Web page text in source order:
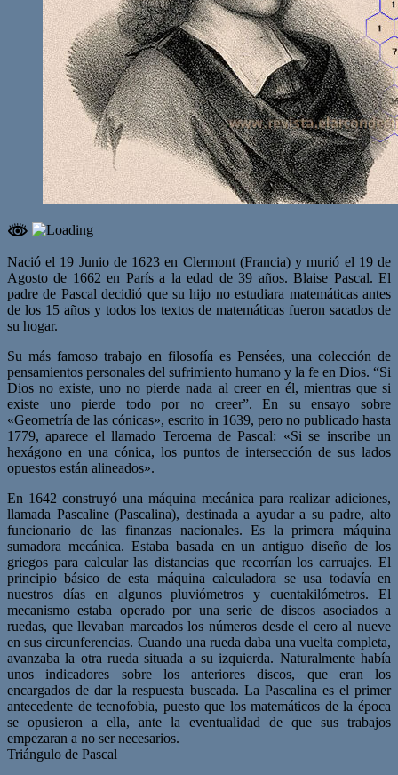
Nació el 19 Junio de 1623 en Clermont (Francia) y murió el 19 de
Agosto de 1662 en París a la edad de 39 años. Blaise Pascal. El
padre de Pascal decidió que su hijo no estudiara matemáticas antes
de los 15 años y todos los textos de matemáticas fueron sacados de
su hogar.
Su más famoso trabajo en filosofía es Pensées, una colección de
pensamientos personales del sufrimiento humano y la fe en Dios. “Si
Dios no existe, uno no pierde nada al creer en él, mientras que si
existe uno pierde todo por no creer”. En su ensayo sobre
«Geometría de las cónicas», escrito in 1639, pero no publicado hasta
1779, aparece el llamado Teroema de Pascal: «Si se inscribe un
hexágono en una cónica, los puntos de intersección de sus lados
opuestos están alineados».
En 1642 construyó una máquina mecánica para realizar adiciones,
llamada Pascaline (Pascalina), destinada a ayudar a su padre, alto
funcionario de las finanzas nacionales. Es la primera máquina
sumadora mecánica. Estaba basada en un antiguo diseño de los
griegos para calcular las distancias que recorrían los carruajes. El
principio básico de esta máquina calculadora se usa todavía en
nuestros días en algunos pluviómetros y cuentakilómetros. El
mecanismo estaba operado por una serie de discos asociados a
ruedas, que llevaban marcados los números desde el cero al nueve
en sus circunferencias. Cuando una rueda daba una vuelta completa,
avanzaba la otra rueda situada a su izquierda. Naturalmente había
unos indicadores sobre los anteriores discos, que eran los
encargados de dar la respuesta buscada. La Pascalina es el primer
antecedente de tecnofobia, puesto que los matemáticos de la época
se opusieron a ella, ante la eventualidad de que sus trabajos
empezaran a no ser necesarios.
Triángulo de Pascal